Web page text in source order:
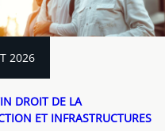
2026
DROIT DE LA
ET INFRASTRUCTURES